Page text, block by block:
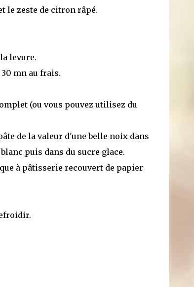
le zeste de citron râpé.
levure.
mn au frais.
(ou vous pouvez utilisez du
de la valeur d'une belle noix dans
puis dans du sucre glace.
à pâtisserie recouvert de papier